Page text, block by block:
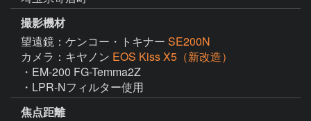
撮影機材
望遠鏡：ケンコー・トキナー SE200N
カメラ：キヤノン EOS Kiss X5（新改造）
・EM-200 FG-Temma2Z
・LPR-Nフィルター使用
焦点距離